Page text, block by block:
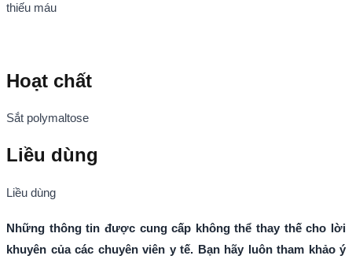
thiếu máu
Hoạt chất
Sắt polymaltose
Liều dùng
Liều dùng
Những thông tin được cung cấp không thể thay thế cho lời
khuyên của các chuyên viên y tế. Bạn hãy luôn tham khảo ý